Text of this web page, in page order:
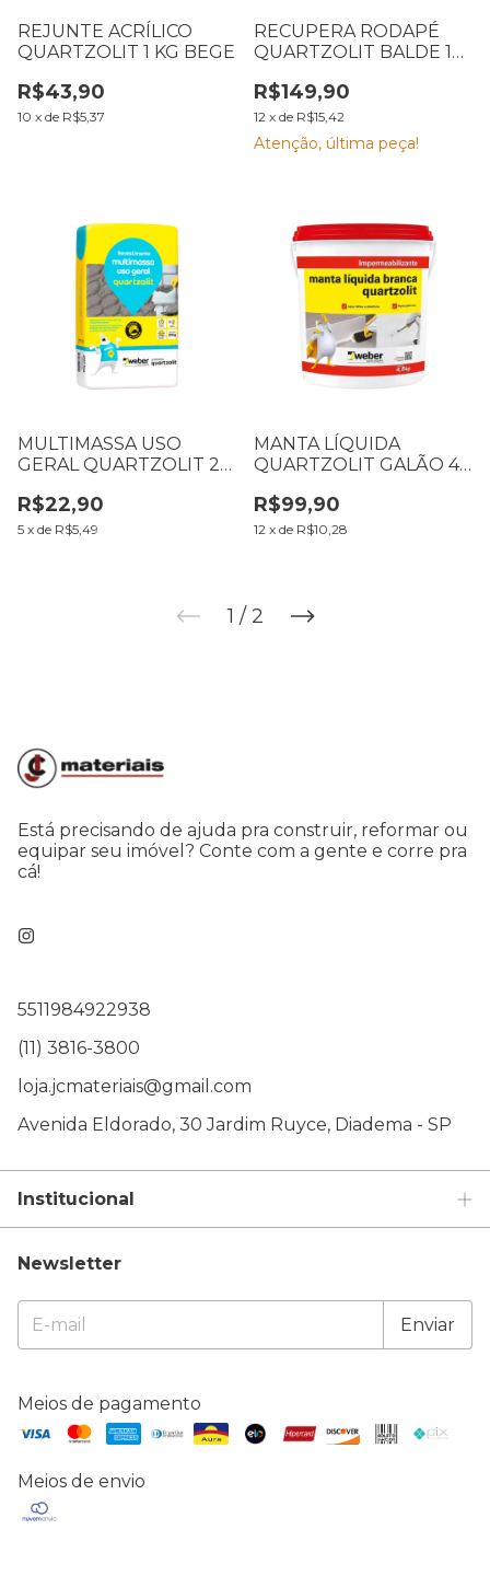
REJUNTE ACRÍLICO
QUARTZOLIT 1 KG BEGE
R$43,90
10 x de R$5,37
RECUPERA RODAPÉ
QUARTZOLIT BALDE 12
R$149,90
12 x de R$15,42
Atenção, última peça!
MULTIMASSA USO
GERAL QUARTZOLIT 20
R$22,90
5 x de R$5,49
MANTA LÍQUIDA
QUARTZOLIT GALÃO 4,5
R$99,90
12 x de R$10,28
1 / 2
Está precisando de ajuda pra construir, reformar ou
equipar seu imóvel? Conte com a gente e corre pra
cá!
5511984922938
(11) 3816-3800
loja.jcmateriais@gmail.com
Avenida Eldorado, 30 Jardim Ruyce, Diadema - SP
Institucional
Newsletter
Meios de pagamento
Meios de envio